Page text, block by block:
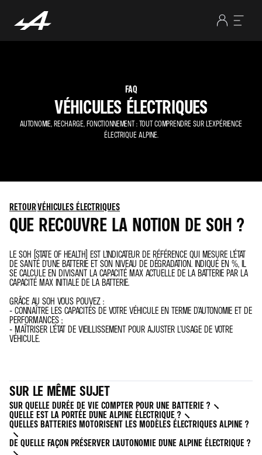
FAQ
VÉHICULES ÉLECTRIQUES
AUTONOMIE, RECHARGE, FONCTIONNEMENT : TOUT COMPRENDRE SUR L’EXPÉRIENCE
ÉLECTRIQUE ALPINE.
RETOURVÉHICULES ÉLECTRIQUES
QUE RECOUVRE LA NOTION DE SOH ?
LE SOH (STATE OF HEALTH) EST L’INDICATEUR DE RÉFÉRENCE QUI MESURE L’ÉTAT
DE SANTÉ D’UNE BATTERIE ET SON NIVEAU DE DÉGRADATION. INDIQUÉ EN %, IL
SE CALCULE EN DIVISANT LA CAPACITÉ MAX ACTUELLE DE LA BATTERIE PAR LA
CAPACITÉ MAX INITIALE DE LA BATTERIE.
GRÂCE AU SOH VOUS POUVEZ :
- CONNAÎTRE LES CAPACITÉS DE VOTRE VÉHICULE EN TERME D’AUTONOMIE ET DE
PERFORMANCES ;
- MAÎTRISER L’ÉTAT DE VIEILLISSEMENT POUR AJUSTER L’USAGE DE VOTRE
VÉHICULE.
SUR LE MÊME SUJET
SUR QUELLE DURÉE DE VIE COMPTER POUR UNE BATTERIE ?
QUELLE EST LA PORTÉE D'UNE ALPINE ÉLECTRIQUE ?
QUELLES BATTERIES MOTORISENT LES MODÈLES ÉLECTRIQUES ALPINE ?
DE QUELLE FAÇON PRÉSERVER L'AUTONOMIE D'UNE ALPINE ÉLECTRIQUE ?